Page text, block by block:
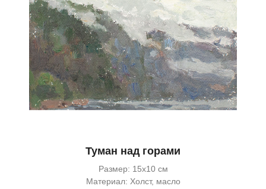
Туман над горами
Размер: 15х10 см
Материал: Холст, масло